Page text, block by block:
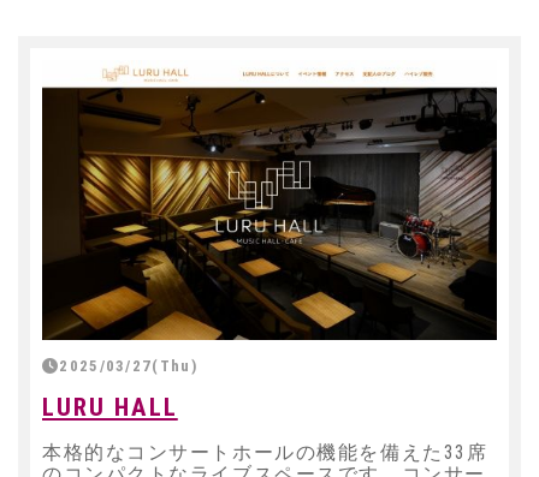
2025/03/27(Thu)
LURU HALL
本格的なコンサートホールの機能を備えた33席